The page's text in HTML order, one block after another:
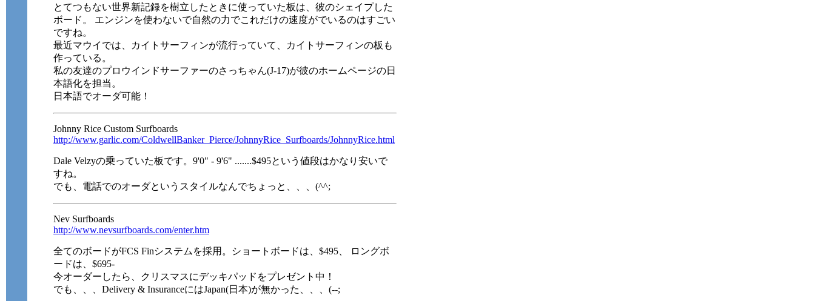
とてつもない世界新記録を樹立したときに使っていた板は、彼のシェイプした
ボード。 エンジンを使わないで自然の力でこれだけの速度がでいるのはすごい
ですね。
最近マウイでは、カイトサーフィンが流行っていて、カイトサーフィンの板も
作っている。
私の友達のプロウインドサーファーのさっちゃん(J-17)が彼のホームページの日
本語化を担当。
日本語でオーダ可能！
Johnny Rice Custom Surfboards
http://www.garlic.com/ColdwellBanker_Pierce/JohnnyRice_Surfboards/JohnnyRice.html
Dale Velzyの乗っていた板です。9'0" - 9'6" .......$495という値段はかなり安いで
すね。
でも、電話でのオーダというスタイルなんでちょっと、、、(^^;
Nev Surfboards
http://www.nevsurfboards.com/enter.htm
全てのボードがFCS Finシステムを採用。ショートボードは、$495、 ロングボ
ードは、$695-
今オーダーしたら、クリスマスにデッキパッドをプレゼント中！
でも、、、Delivery & InsuranceにはJapan(日本)が無かった、、、(--;